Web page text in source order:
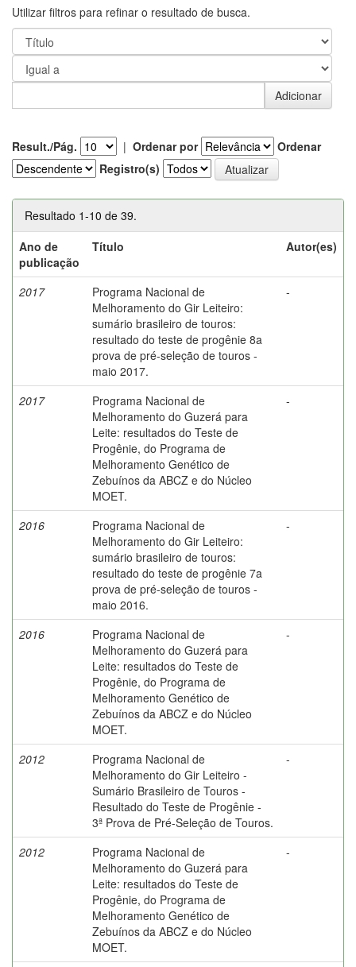
Utilizar filtros para refinar o resultado de busca.
Result./Pág. | Ordenar por
Ordenar
Registro(s)
Resultado 1-10 de 39.
Ano de
publicação
Título Autor(es)
2017
Programa Nacional de
Melhoramento do Gir Leiteiro:
sumário brasileiro de touros:
resultado do teste de progênie 8a
prova de pré-seleção de touros -
maio 2017.
-
2017
Programa Nacional de
Melhoramento do Guzerá para
Leite: resultados do Teste de
Progênie, do Programa de
Melhoramento Genético de
Zebuínos da ABCZ e do Núcleo
MOET.
-
2016
Programa Nacional de
Melhoramento do Gir Leiteiro:
sumário brasileiro de touros:
resultado do teste de progênie 7a
prova de pré-seleção de touros -
maio 2016.
-
2016
Programa Nacional de
Melhoramento do Guzerá para
Leite: resultados do Teste de
Progênie, do Programa de
Melhoramento Genético de
Zebuínos da ABCZ e do Núcleo
MOET.
-
2012
Programa Nacional de
Melhoramento do Gir Leiteiro -
Sumário Brasileiro de Touros -
Resultado do Teste de Progênie -
3ª Prova de Pré-Seleção de Touros.
-
2012
Programa Nacional de
Melhoramento do Guzerá para
Leite: resultados do Teste de
Progênie, do Programa de
Melhoramento Genético de
Zebuínos da ABCZ e do Núcleo
MOET.
-